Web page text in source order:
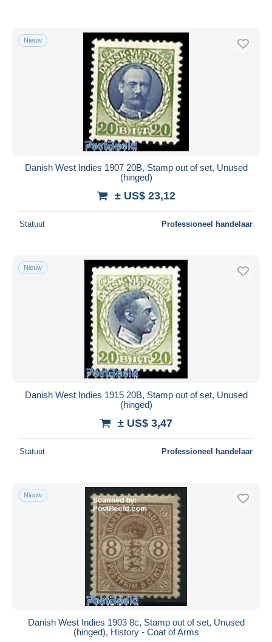
Nieuw
Danish West Indies 1907 20B, Stamp out of set, Unused
(hinged)
± US$ 23,12
Statuut Professioneel handelaar
Nieuw
Danish West Indies 1915 20B, Stamp out of set, Unused
(hinged)
± US$ 3,47
Statuut Professioneel handelaar
Nieuw
Danish West Indies 1903 8c, Stamp out of set, Unused
(hinged), History - Coat of Arms